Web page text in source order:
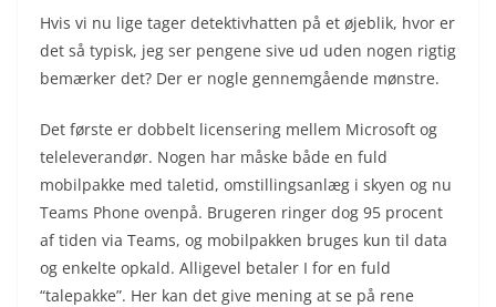
Hvis vi nu lige tager detektivhatten på et øjeblik, hvor er
det så typisk, jeg ser pengene sive ud uden nogen rigtig
bemærker det? Der er nogle gennemgående mønstre.
Det første er dobbelt licensering mellem Microsoft og
teleleverandør. Nogen har måske både en fuld
mobilpakke med taletid, omstillingsanlæg i skyen og nu
Teams Phone ovenpå. Brugeren ringer dog 95 procent
af tiden via Teams, og mobilpakken bruges kun til data
og enkelte opkald. Alligevel betaler I for en fuld
“talepakke”. Her kan det give mening at se på rene